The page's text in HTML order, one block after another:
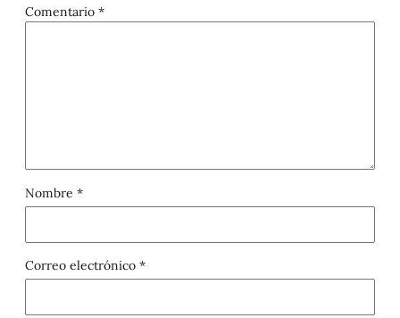
Comentario *
Nombre *
Correo electrónico *